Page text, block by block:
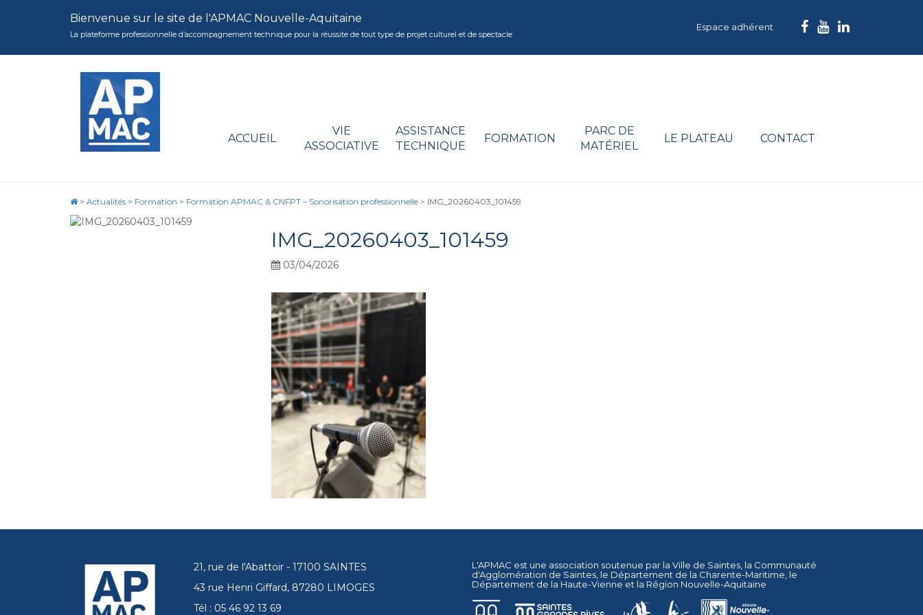
Bienvenue sur le site de l'APMAC Nouvelle-Aquitaine
La plateforme professionnelle d’accompagnement technique pour la réussite de tout type de projet culturel et de spectacle
Espace adhérent
ACCUEIL
VIE
ASSOCIATIVE
ASSISTANCE
TECHNIQUE
FORMATION
PARC DE
MATÉRIEL
LE PLATEAU CONTACT
> Actualités > Formation > Formation APMAC & CNFPT – Sonorisation professionnelle > IMG_20260403_101459
IMG_20260403_101459
03/04/2026
21, rue de l'Abattoir - 17100 SAINTES
43 rue Henri Giffard, 87280 LIMOGES
Tél : 05 46 92 13 69
L'APMAC est une association soutenue par la Ville de Saintes , la Communauté
d'Agglomération de Saintes , le Département de la Charente-Maritime , le
Département de la Haute-Vienne et la Région Nouvelle-Aquitaine